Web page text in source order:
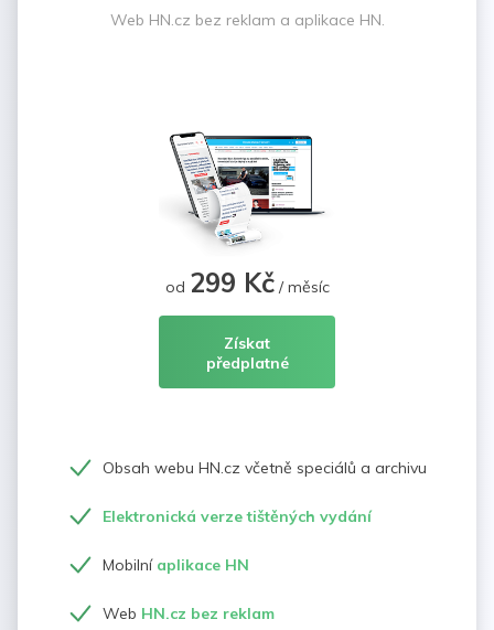
Web HN.cz bez reklam a aplikace HN.
od 299 Kč/ měsíc
Získat
předplatné
Obsah webu HN.cz včetně speciálů a archivu
Elektronická verze tištěných vydání
Mobilní aplikace HN
Web HN.cz bez reklam